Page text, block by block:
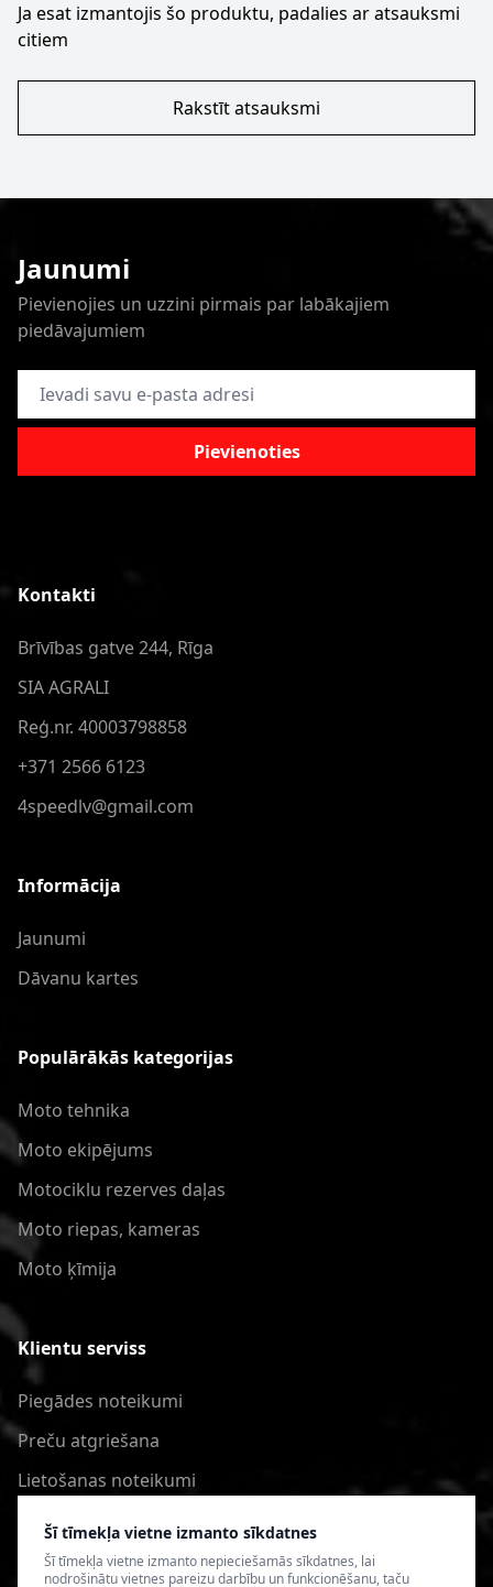
Šī tīmekļa vietne izmanto sīkdatnes
Šī tīmekļa vietne izmanto nepieciešamās sīkdatnes, lai
nodrošinātu vietnes pareizu darbību un funkcionēšanu, taču
Ja esat izmantojis šo produktu, padalies ar atsauksmi
citiem
Rakstīt atsauksmi
Jaunumi
Pievienojies un uzzini pirmais par labākajiem
piedāvajumiem
E-pasta adrese
Pievienoties
Kontakti
Brīvības gatve 244, Rīga
SIA AGRALI
Reģ.nr. 40003798858
+371 2566 6123
4speedlv@gmail.com
Informācija
Jaunumi
Dāvanu kartes
Populārākās kategorijas
Moto tehnika
Moto ekipējums
Motociklu rezerves daļas
Moto riepas, kameras
Moto ķīmija
Klientu serviss
Piegādes noteikumi
Preču atgriešana
Lietošanas noteikumi
Privātuma politika